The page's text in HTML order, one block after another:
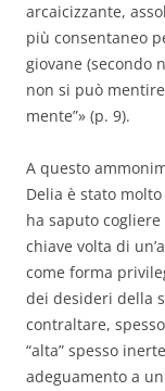
arcaicizzante,
più consentaneo
giovane (secondo
non si può
mente”» (p. 9).
A questo
Delia è stato
ha saputo
chiave volta di
come forma
dei desideri della
contraltare,
“alta” spesso
adeguamento a